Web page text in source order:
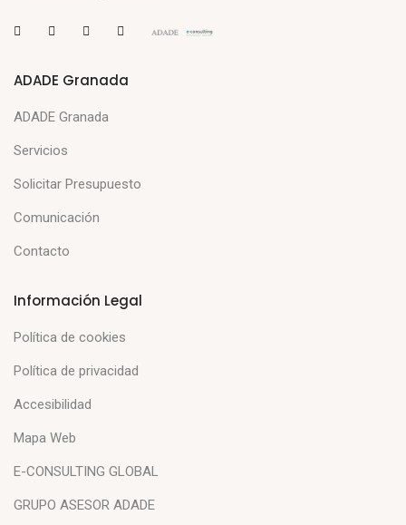
ADADE Granada
ADADE Granada
Servicios
Solicitar Presupuesto
Comunicación
Contacto
Información Legal
Política de cookies
Política de privacidad
Accesibilidad
Mapa Web
E-CONSULTING GLOBAL
GRUPO ASESOR ADADE